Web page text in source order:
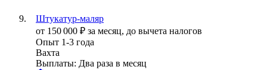
Штукатур-маляр
от 150 000 ₽ за месяц, до вычета налогов
Опыт 1-3 года
Вахта
Выплаты: Два раза в месяц